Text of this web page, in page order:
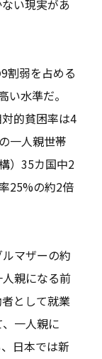
い現実があ
割弱を占める
水準だ。
的貧困率は4
一人親世帯
）35カ国中2
25%の約2倍
マザーの約
親になる前
として就業
一人親に
日本では新